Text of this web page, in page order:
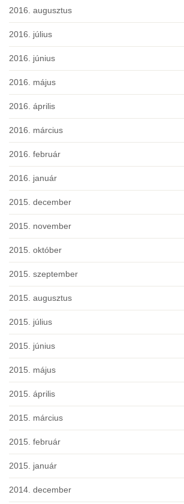
2016. augusztus
2016. július
2016. június
2016. május
2016. április
2016. március
2016. február
2016. január
2015. december
2015. november
2015. október
2015. szeptember
2015. augusztus
2015. július
2015. június
2015. május
2015. április
2015. március
2015. február
2015. január
2014. december